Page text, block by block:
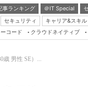
事ランキング ＠IT Special
セキュリティ キャリア&スキル
コード クラウドネイティブ
男性 SE）...